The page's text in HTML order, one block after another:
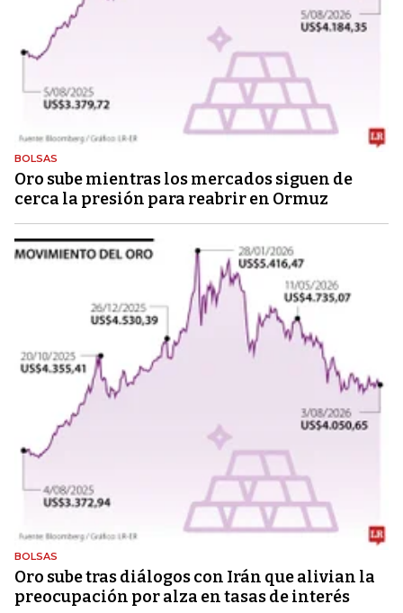
BOLSAS
Oro sube mientras los mercados siguen de
cerca la presión para reabrir en Ormuz
BOLSAS
Oro sube tras diálogos con Irán que alivian la
preocupación por alza en tasas de interés